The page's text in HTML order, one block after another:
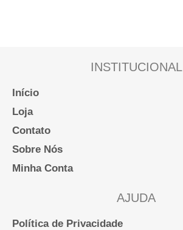
INSTITUCIONAL
Início
Loja
Contato
Sobre Nós
Minha Conta
AJUDA
Política de Privacidade